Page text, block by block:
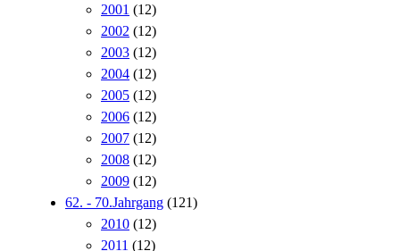
2001 (12)
2002 (12)
2003 (12)
2004 (12)
2005 (12)
2006 (12)
2007 (12)
2008 (12)
2009 (12)
62. - 70.Jahrgang (121)
2010 (12)
2011 (12)